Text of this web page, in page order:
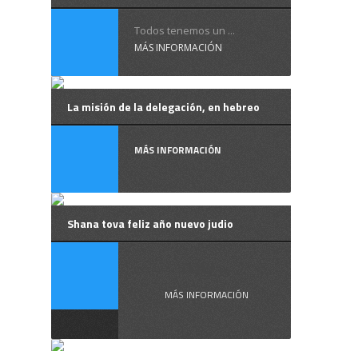
Todos tenemos un ...
MÁS INFORMACIÓN
La misión de la delegación, en hebreo
MÁS INFORMACIÓN
Shana tova feliz año nuevo judio
MÁS INFORMACIÓN